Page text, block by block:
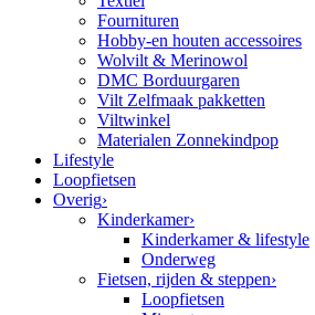
Fournituren
Hobby-en houten accessoires
Wolvilt & Merinowol
DMC Borduurgaren
Vilt Zelfmaak pakketten
Viltwinkel
Materialen Zonnekindpop
Lifestyle
Loopfietsen
Overig›
Kinderkamer›
Kinderkamer & lifestyle
Onderweg
Fietsen, rijden & steppen›
Loopfietsen